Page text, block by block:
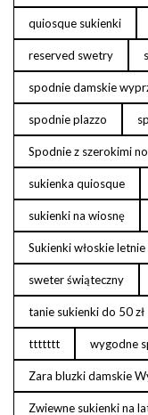
quiosque sukienki
reserved swetry
spodnie damskie
spodnie plazzo
Spodnie z szerokimi
sukienka quiosque
sukienki na wiosnę
Sukienki włoskie letnie
sweter świąteczny
tanie sukienki do 50 zł
ttttttt wygodne
Zara bluzki damskie
Zwiewne sukienki na